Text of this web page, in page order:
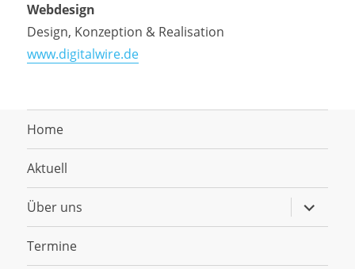
Webdesign
Design, Konzeption & Realisation
www.digitalwire.de
Home
Aktuell
Über uns anzeigen
Termine